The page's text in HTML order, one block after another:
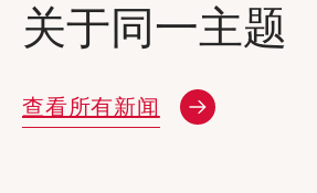
关于同一主题
查看所有新闻